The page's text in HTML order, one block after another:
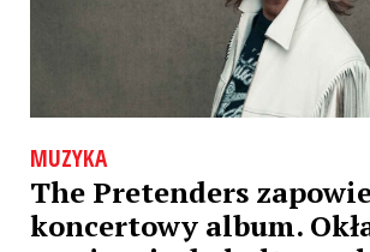
MUZYKA
The Pretenders
koncertowy album.